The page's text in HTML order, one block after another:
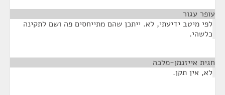
עופר עגור
לפי מיטב ידיעתי, לא. ייתכן שהם מתייחסים פה ושם לתקינה
כלשהי.
חגית אייזנמן-מלכה
לא, אין תקן.